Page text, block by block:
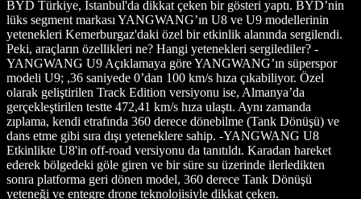
BYD Türkiye, İstanbul'da dikkat çeken bir gösteri yaptı. BYD’nin
lüks segment markası YANGWANG’ın U8 ve U9 modellerinin
yetenekleri Kemerburgaz'daki özel bir etkinlik alanında sergilendi.
Peki, araçların özellikleri ne? Hangi yetenekleri sergilediler? -
YANGWANG U9 Açıklamaya göre YANGWANG’ın süperspor
modeli U9; ,36 saniyede 0’dan 100 km/s hıza çıkabiliyor. Özel
olarak geliştirilen Track Edition versiyonu ise, Almanya’da
gerçekleştirilen testte 472,41 km/s hıza ulaştı. Aynı zamanda
zıplama, kendi etrafında 360 derece dönebilme (Tank Dönüşü) ve
dans etme gibi sıra dışı yeteneklere sahip. -YANGWANG U8
Etkinlikte U8'in off-road versiyonu da tanıtıldı. Karadan hareket
ederek bölgedeki göle giren ve bir süre su üzerinde ilerledikten
sonra platforma geri dönen model, 360 derece Tank Dönüşü
yeteneği ve entegre drone teknolojisiyle dikkat çeken.